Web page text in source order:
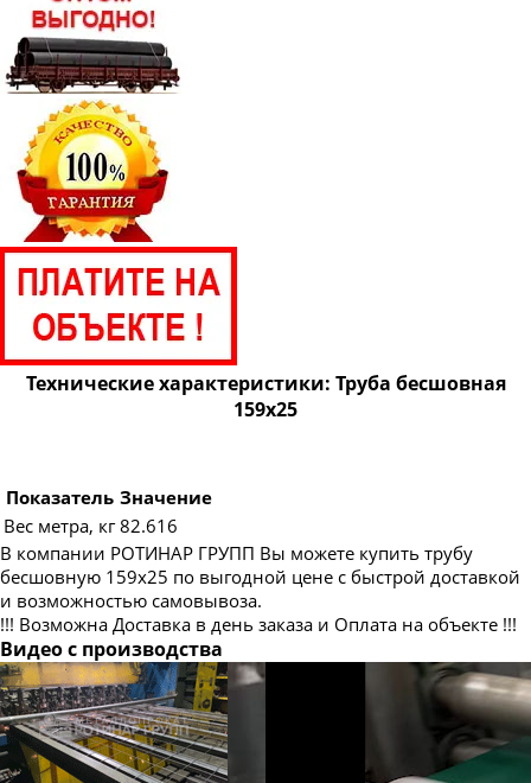
Труба бесшовная 63
Труба бесшовная 63.5
Труба бесшовная 65
Труба бесшовная 68
Труба бесшовная 70
Труба бесшовная 73
Труба бесшовная 76
Труба бесшовная 83
Труба бесшовная 95
Труба бесшовная 102
Труба бесшовная 121
Труба бесшовная 127
Труба бесшовная 133
Труба бесшовная 140
Труба бесшовная 146
Труба бесшовная 152
Труба бесшовная 168
Труба бесшовная 180
Технические характеристики: Труба бесшовная
159х25
Показатель Значение
Вес метра, кг 82.616
В компании РОТИНАР ГРУПП Вы можете купить трубу
бесшовную 159х25 по выгодной цене с быстрой доставкой
и возможностью самовывоза.
!!! Возможна Доставка в день заказа и Оплата на объекте !!!
Видео с производства